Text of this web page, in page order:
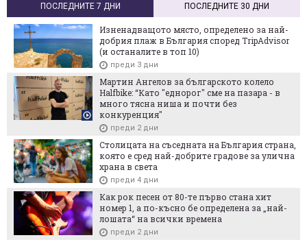
ПОСЛЕДНИТЕ 7 ДНИ ПОСЛЕДНИТЕ 30 ДНИ
Изненадващото място, определено за най-
добрия плаж в България според TripAdvisor
(и останалите в топ 10)
преди 3 дни
Мартин Ангелов за българското колело
Halfbike: “Като "еднорог" сме на пазара - в
много тясна ниша и почти без
конкуренция"
преди 2 дни
Столицата на съседната на България страна,
която е сред най-добрите градове за улична
храна в света
преди 4 дни
Как рок песен от 80-те първо стана хит
номер 1, а по-късно бе определена за „най-
лошата“ на всички времена
преди 2 дни